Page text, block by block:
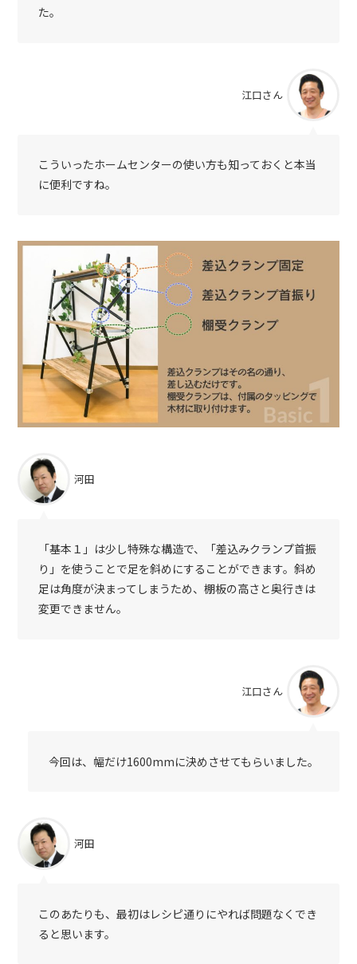
た。
江口さん
こういったホームセンターの使い方も知っておくと本当
に便利ですね。
河田
「基本１」は少し特殊な構造で、「差込みクランプ首振
り」を使うことで足を斜めにすることができます。斜め
足は角度が決まってしまうため、棚板の高さと奥行きは
変更できません。
江口さん
今回は、幅だけ1600mmに決めさせてもらいました。
河田
このあたりも、最初はレシピ通りにやれば問題なくでき
ると思います。